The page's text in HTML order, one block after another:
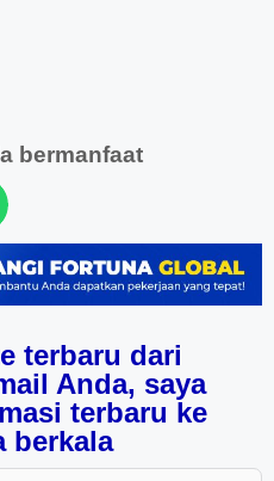
bermanfaat
terbaru dari
Anda, saya
terbaru ke
berkala